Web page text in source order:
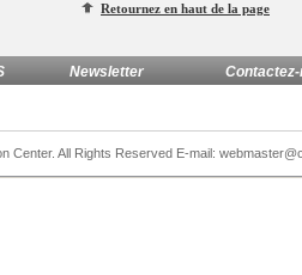
Retournez en haut de la page